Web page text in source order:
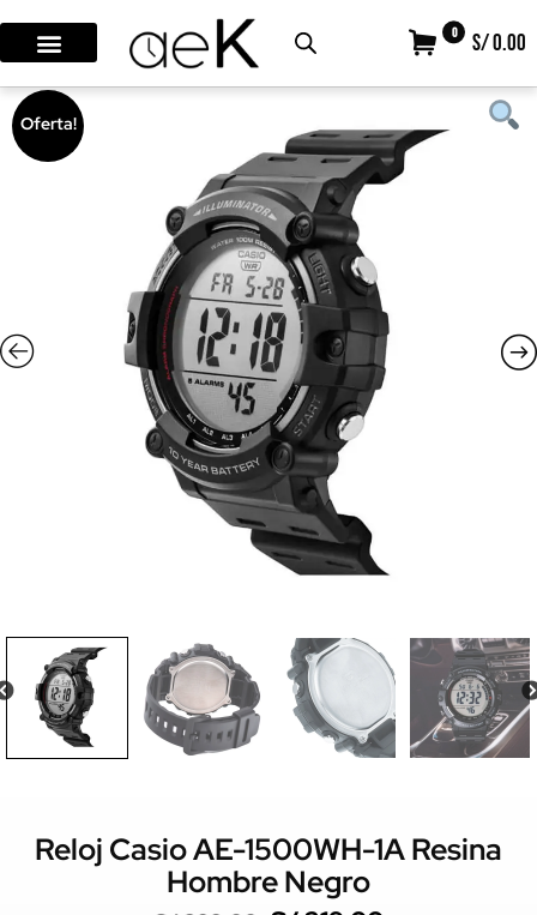
0 S/ 0.00
Oferta!
Reloj Casio AE-1500WH-1A Resina
Hombre Negro